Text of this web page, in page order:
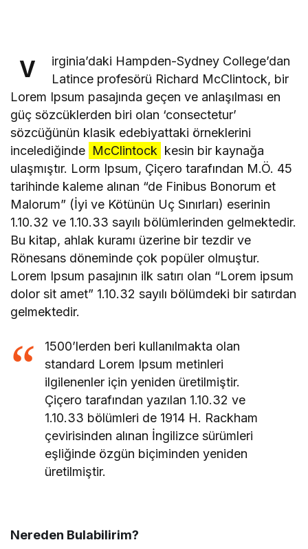
V
irginia’daki Hampden-Sydney College’dan
Latince profesörü Richard McClintock, bir
Lorem Ipsum pasajında geçen ve anlaşılması en
güç sözcüklerden biri olan ‘consectetur’
sözcüğünün klasik edebiyattaki örneklerini
incelediğinde McClintock kesin bir kaynağa
ulaşmıştır. Lorm Ipsum, Çiçero tarafından M.Ö. 45
tarihinde kaleme alınan “de Finibus Bonorum et
Malorum” (İyi ve Kötünün Uç Sınırları) eserinin
1.10.32 ve 1.10.33 sayılı bölümlerinden gelmektedir.
Bu kitap, ahlak kuramı üzerine bir tezdir ve
Rönesans döneminde çok popüler olmuştur.
Lorem Ipsum pasajının ilk satırı olan “Lorem ipsum
dolor sit amet” 1.10.32 sayılı bölümdeki bir satırdan
gelmektedir.
1500’lerden beri kullanılmakta olan
standard Lorem Ipsum metinleri
ilgilenenler için yeniden üretilmiştir.
Çiçero tarafından yazılan 1.10.32 ve
1.10.33 bölümleri de 1914 H. Rackham
çevirisinden alınan İngilizce sürümleri
eşliğinde özgün biçiminden yeniden
üretilmiştir.
Nereden Bulabilirim?